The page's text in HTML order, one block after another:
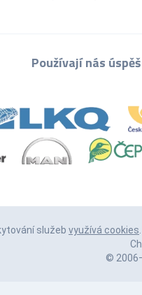
Používají nás
služeb využívá cookies
©